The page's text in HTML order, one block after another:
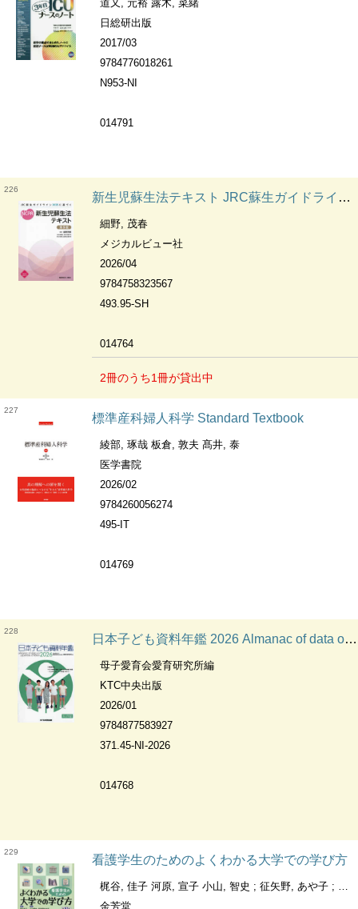
道又, 元裕 露木, 菜緒
日総研出版
2017/03
9784776018261
N953-NI
014791
226
新生児蘇生法テキスト JRC蘇生ガイドライン2025に基づく
細野, 茂春
メジカルビュー社
2026/04
9784758323567
493.95-SH
014764
2冊のうち1冊が貸出中
227
標準産科婦人科学 Standard Textbook
綾部, 琢哉 板倉, 敦夫 髙井, 泰
医学書院
2026/02
9784260056274
495-IT
014769
228
日本子ども資料年鑑 2026 Almanac of data on Japanese children
母子愛育会愛育研究所編
KTC中央出版
2026/01
9784877583927
371.45-NI-2026
014768
229
看護学生のためのよくわかる大学での学び方
梶谷, 佳子 河原, 宣子 小山, 智史 ; 征矢野, あや子 ; 中橋, 苗代
金芳堂